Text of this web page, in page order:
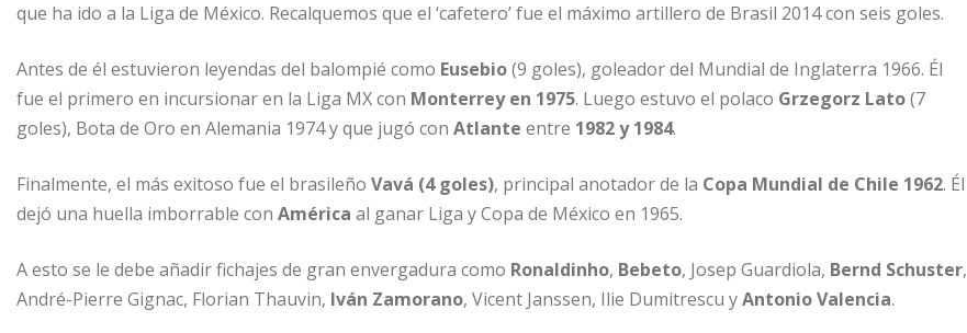
que ha ido a la Liga de México. Recalquemos que el ‘cafetero’ fue el máximo artillero de Brasil 2014 con seis goles.
Antes de él estuvieron leyendas del balompié como Eusebio(9 goles), goleador del Mundial de Inglaterra 1966. Él
fue el primero en incursionar en la Liga MX con Monterrey en 1975. Luego estuvo el polaco Grzegorz Lato(7
goles), Bota de Oro en Alemania 1974 y que jugó con Atlante entre 1982 y 1984.
Finalmente, el más exitoso fue el brasileño Vavá (4 goles), principal anotador de la Copa Mundial de Chile 1962. Él
dejó una huella imborrable con América al ganar Liga y Copa de México en 1965.
A esto se le debe añadir fichajes de gran envergadura como Ronaldinho, Bebeto, Josep Guardiola, Bernd Schuster,
André-Pierre Gignac, Florian Thauvin, Iván Zamorano, Vicent Janssen, Ilie Dumitrescu yAntonio Valencia.